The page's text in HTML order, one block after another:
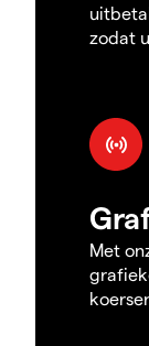
zodat
Met